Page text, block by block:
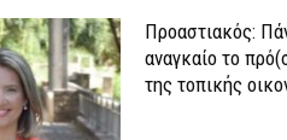
Προαστιακός:
αναγκαίο το
της τοπικής